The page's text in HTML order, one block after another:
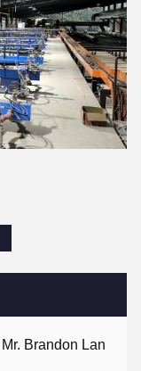
Mr. Brandon Lan